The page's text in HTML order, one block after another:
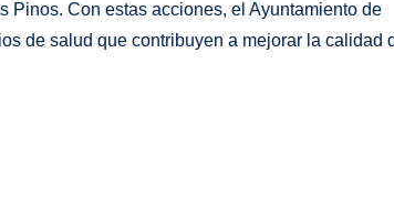
Pinos. Con estas acciones, el Ayuntamiento de
de salud que contribuyen a mejorar la calidad